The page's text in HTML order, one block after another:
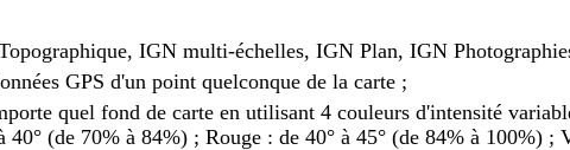
IGN multi-échelles, IGN Plan, IGN
GPS d'un point quelconque de la carte ;
quel fond de carte en utilisant 4 couleurs d'intensité
40° (de 70% à 84%) ; Rouge : de 40° à 45° (de 84% à 100%)